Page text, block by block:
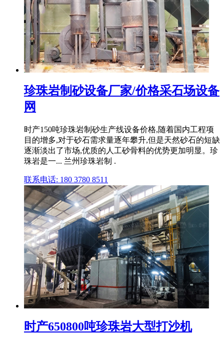
珍珠岩制砂设备厂家/价格采石场设备
网
时产150吨珍珠岩制砂生产线设备价格,随着国内工程项
目的增多,对于砂石需求量逐年攀升,但是天然砂石的短缺
逐渐淡出了市场,优质的人工砂骨料的优势更加明显。珍
珠岩是一... 兰州珍珠岩制 .
联系电话: 180 3780 8511
时产650800吨珍珠岩大型打沙机